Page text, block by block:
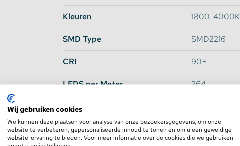
5.32 Lumen per LED
76.59 Lumen per Watt
1407 Lumen per meter
RSLED
Kleuren 1800-4000K
SMD Type SMD2216
CRI 90+
LEDS per Meter 264
Lumen per Meter
Lumen per LED 5.32
Wij gebruiken cookies
We kunnen deze plaatsen voor analyse van onze bezoekersgegevens, om onze
website te verbeteren, gepersonaliseerde inhoud te tonen en om u een geweldige
website-ervaring te bieden. Voor meer informatie over de cookies die we gebruiken